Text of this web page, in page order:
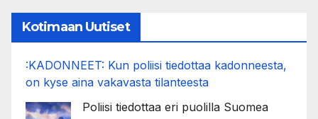
Kotimaan Uutiset
:KADONNEET: Kun poliisi tiedottaa kadonneesta,
on kyse aina vakavasta tilanteesta
Poliisi tiedottaa eri puolilla Suomea